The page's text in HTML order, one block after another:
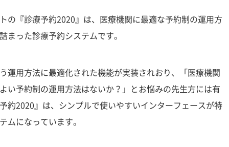
の『診療予約2020』は、医療機関に最適な予約制の運用方
まった診療予約システムです。
運用方法に最適化された機能が実装されおり、「医療機関
い予約制の運用方法はないか？」とお悩みの先生方には有
約2020』は、シンプルで使いやすいインターフェースが特
ムになっています。